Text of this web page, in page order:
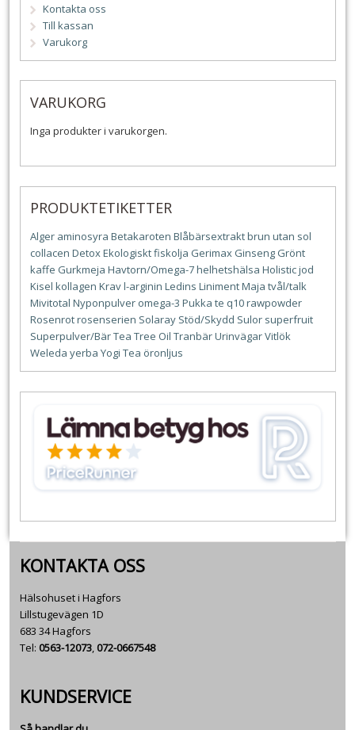
Kontakta oss
Till kassan
Varukorg
VARUKORG
Inga produkter i varukorgen.
PRODUKTETIKETTER
Alger aminosyra Betakaroten Blåbärsextraktbrun utan sol
collacen DetoxEkologisktfiskolja Gerimax Ginseng Grönt
kaffe Gurkmeja Havtorn/Omega-7helhetshälsa Holisticjod
Kisel kollagen Kravl-arginin Ledins LinimentMaja tvål/talk
Mivitotal Nyponpulver omega-3 Pukka te q10rawpowder
Rosenrotrosenserien Solaray Stöd/Skydd Sulor superfruit
Superpulver/BärTea Tree Oil TranbärUrinvägarVitlök
Weleda yerba Yogi Tea öronljus
KONTAKTA OSS
Hälsohuset i Hagfors
Lillstugevägen 1D
683 34 Hagfors
Tel: 0563-12073,072-0667548
KUNDSERVICE